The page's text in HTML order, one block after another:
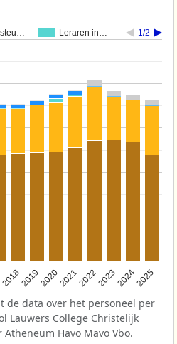
Leraren in… 1/2
20182019202020212022202320242025
de data over het personeel per
Lauwers College Christelijk
Havo Mavo Vbo.